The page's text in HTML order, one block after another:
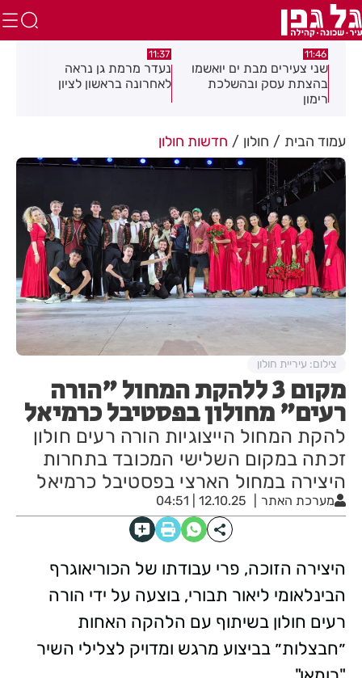
11:46
שני צעירים מבת ים יואשמו
בהצתת עסק ובהשלכת
רימון
11:37
נעדר מרמת גן נראה
לאחרונה בראשון לציון
עמוד הבית חולון חדשות חולון
מקום 3 ללהקת המחול "הורה
רעים" מחולון בפסטיבל כרמיאל
להקת המחול הייצוגיות הורה רעים חולון
זכתה במקום השלישי המכובד בתחרות
היצירה במחול הארצי בפסטיבל כרמיאל
מערכת האתר 12.10.25 | 04:51
צילום: עיריית חולון
היצירה הזוכה, פרי עבודתו של הכוריאוגרף
הבינלאומי ליאור תבורי, בוצעה על ידי הורה
רעים חולון בשיתוף עם הלהקה האחות
״חבצלות״ בביצוע מרגש ומדויק לצלילי השיר